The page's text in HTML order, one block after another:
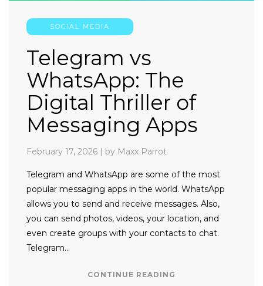
SOCIAL MEDIA
Telegram vs
WhatsApp: The
Digital Thriller of
Messaging Apps
February 17, 2026 | by Maxx Parrot
Telegram and WhatsApp are some of the most
popular messaging apps in the world. WhatsApp
allows you to send and receive messages. Also,
you can send photos, videos, your location, and
even create groups with your contacts to chat.
Telegram…
CONTINUE READING